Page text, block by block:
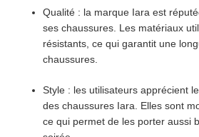
Qualité : la marque Iara est
ses chaussures. Les matériaux
résistants, ce qui garantit une
chaussures.
Style : les utilisateurs apprécient
des chaussures Iara. Elles sont
ce qui permet de les porter aussi